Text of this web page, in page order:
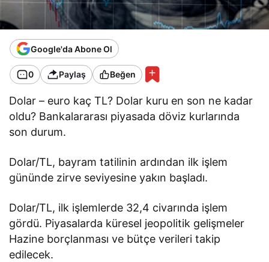
Google'da Abone Ol
0 Paylaş Beğen
Dolar – euro kaç TL? Dolar kuru en son ne kadar
oldu? Bankalararası piyasada döviz kurlarında
son durum.
Dolar/TL, bayram tatilinin ardından ilk işlem
gününde zirve seviyesine yakın başladı.
Dolar/TL, ilk işlemlerde 32,4 civarında işlem
gördü. Piyasalarda küresel jeopolitik gelişmeler
Hazine borçlanması ve bütçe verileri takip
edilecek.